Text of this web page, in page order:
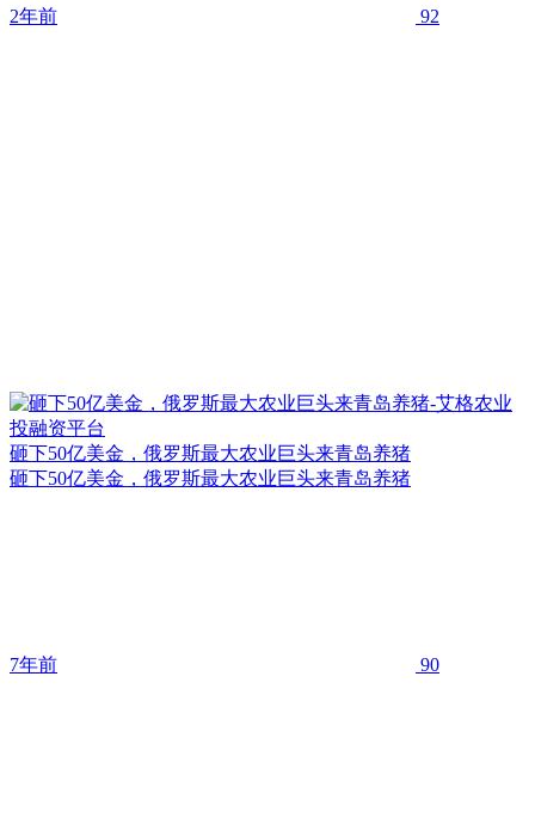
2年前 92
砸下50亿美金，俄罗斯最大农业巨头来青岛养猪
砸下50亿美金，俄罗斯最大农业巨头来青岛养猪
7年前 90